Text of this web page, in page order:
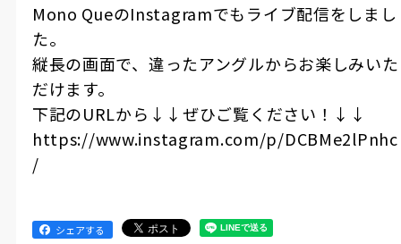
Mono QueのInstagramでもライブ配信をしまし
た。
縦長の画面で、違ったアングルからお楽しみいた
だけます。
下記のURLから↓↓ぜひご覧ください！↓↓
https://www.instagram.com/p/DCBMe2lPnhc
/
シェアする